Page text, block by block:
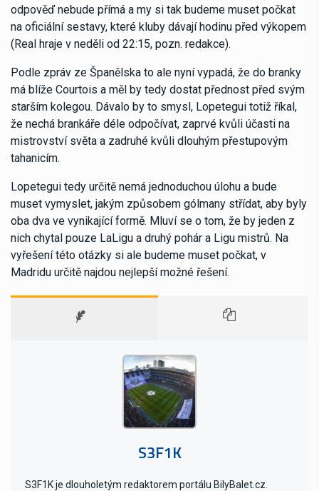
odpověď nebude přímá a my si tak budeme muset počkat
na oficiální sestavy, které kluby dávají hodinu před výkopem
(Real hraje v neděli od 22:15, pozn. redakce).
Podle zpráv ze Španělska to ale nyní vypadá, že do branky
má blíže Courtois a měl by tedy dostat přednost před svým
starším kolegou. Dávalo by to smysl, Lopetegui totiž říkal,
že nechá brankáře déle odpočívat, zaprvé kvůli účasti na
mistrovství světa a zadruhé kvůli dlouhým přestupovým
tahanicím.
Lopetegui tedy určitě nemá jednoduchou úlohu a bude
muset vymyslet, jakým způsobem gólmany střídat, aby byly
oba dva ve vynikající formě. Mluví se o tom, že by jeden z
nich chytal pouze LaLigu a druhý pohár a Ligu mistrů. Na
vyřešení této otázky si ale budeme muset počkat, v
Madridu určitě najdou nejlepší možné řešení.
S3F1K
S3F1K je dlouholetým redaktorem portálu BilyBalet.cz.